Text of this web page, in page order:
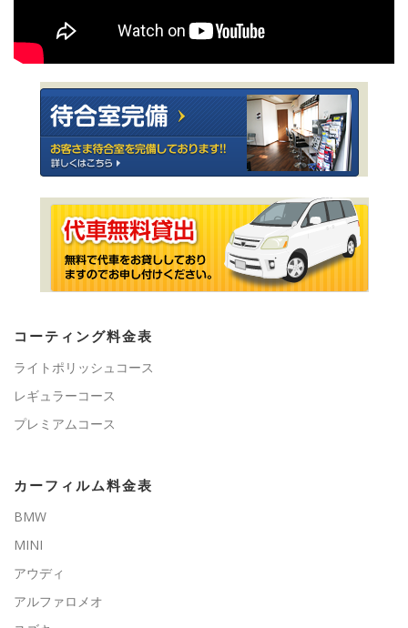
コーティング料金表
ライトポリッシュコース
レギュラーコース
プレミアムコース
カーフィルム料金表
BMW
MINI
アウディ
アルファロメオ